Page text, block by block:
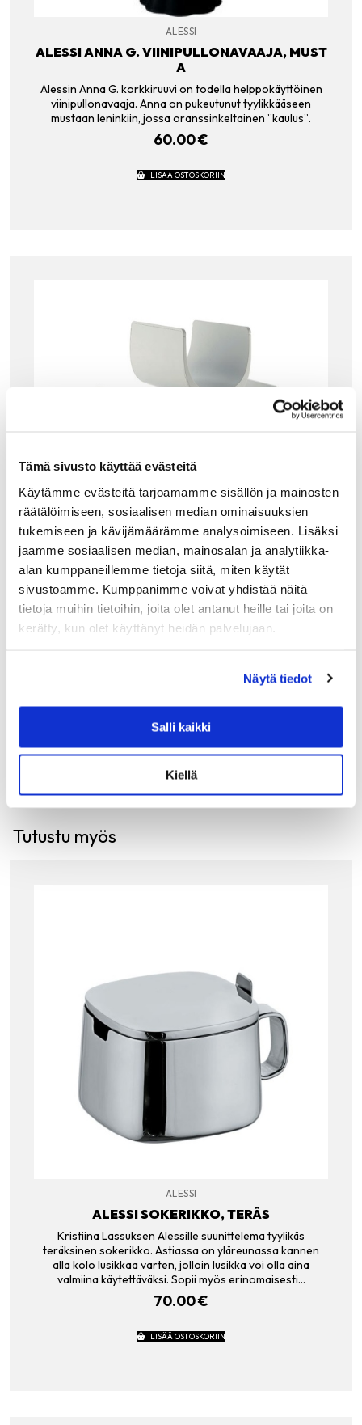
Tämä sivusto käyttää evästeitä
Käytämme evästeitä tarjoamamme sisällön ja mainosten
räätälöimiseen, sosiaalisen median ominaisuuksien
tukemiseen ja kävijämäärämme analysoimiseen. Lisäksi
jaamme sosiaalisen median, mainosalan ja analytiikka-
alan kumppaneillemme tietoja siitä, miten käytät
sivustoamme. Kumppanimme voivat yhdistää näitä
tietoja muihin tietoihin, joita olet antanut heille tai joita on
kerätty, kun olet käyttänyt heidän palvelujaan.
Näytä tiedot
Salli kaikki
Kiellä
ALESSI
ALESSI ANNA G. VIINIPULLONAVAAJA, MUST
A
Alessin Anna G. korkkiruuvi on todella helppokäyttöinen
viinipullonavaaja. Anna on pukeutunut tyylikkääseen
mustaan leninkiin, jossa oranssinkeltainen ”kaulus”.
60.00€
LISÄÄ OSTOSKORIIN
ALESSI
ALESSI NOÈ VIINIPULLOTELINE, VALKOINEN
Alessin muotoilultaan uudennäköinen Noe on koottava
hankkimalla useamman moduulin.
LISÄÄ OSTOSKORIIN
Tutustu myös
ALESSI
ALESSI SOKERIKKO, TERÄS
Kristiina Lassuksen Alessille suunittelema tyylikäs
teräksinen sokerikko. Astiassa on yläreunassa kannen
alla kolo lusikkaa varten, jolloin lusikka voi olla aina
valmiina käytettäväksi. Sopii myös erinomaisesti…
70.00€
LISÄÄ OSTOSKORIIN